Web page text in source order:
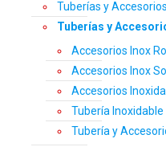
Tuberías y
Tuberías y
Accesorios Inox
Accesorios Inox
Accesorios
Tubería Inoxidable
Tubería y